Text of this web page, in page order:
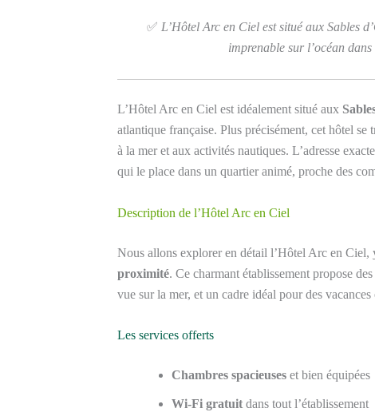
✅ L’Hôtel Arc en Ciel est situé aux Sables
imprenable sur l’océan
L’Hôtel Arc en Ciel est idéalement situé aux
atlantique française. Plus précisément, cet hôtel
à la mer et aux activités nautiques. L’adresse
qui le place dans un quartier animé, proche des
Description de l’Hôtel Arc en Ciel
Nous allons explorer en détail l’Hôtel Arc en Ciel,
proximité. Ce charmant établissement propose
vue sur la mer, et un cadre idéal pour des
Les services offerts
Chambres spacieuses et bien équipées
Wi-Fi gratuit dans tout l’établissement